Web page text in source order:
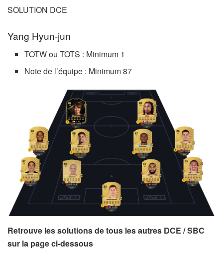
SOLUTION DCE
Yang Hyun-jun
TOTW ou TOTS : Minimum 1
Note de l’équipe : Minimum 87
Retrouve les solutions de tous les autres DCE / SBC
sur la page ci-dessous